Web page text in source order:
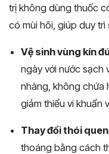
trị không dùng thuốc
có mùi hôi, giúp duy trì
Vệ sinh vùng kín
ngày với nước sạch
nhàng, không chứa
giảm thiểu vi khuẩn
Thay đổi thói
thoáng bằng cách